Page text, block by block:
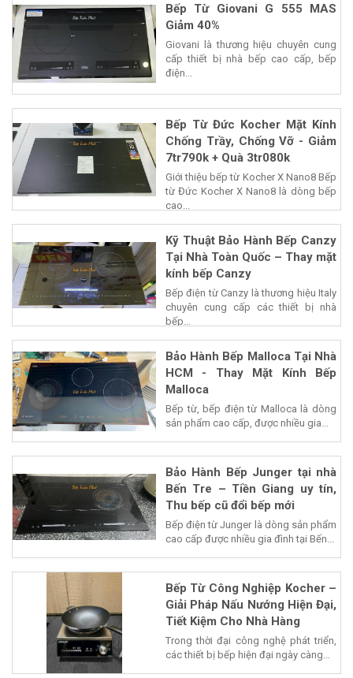
Bếp Từ Giovani G 555 MAS
Giảm 40%
Giovani là thương hiệu chuyên cung
cấp thiết bị nhà bếp cao cấp, bếp
điện...
Bếp Từ Đức Kocher Mặt Kính
Chống Trầy, Chống Vỡ - Giảm
7tr790k + Quà 3tr080k
Giới thiệu bếp từ Kocher X Nano8 Bếp
từ Đức Kocher X Nano8 là dòng bếp
cao...
Kỹ Thuật Bảo Hành Bếp Canzy
Tại Nhà Toàn Quốc – Thay mặt
kính bếp Canzy
Bếp điện từ Canzy là thương hiệu Italy
chuyên cung cấp các thiết bị nhà
bếp...
Bảo Hành Bếp Malloca Tại Nhà
HCM - Thay Mặt Kính Bếp
Malloca
Bếp từ, bếp điện từ Malloca là dòng
sản phẩm cao cấp, được nhiều gia...
Bảo Hành Bếp Junger tại nhà
Bến Tre – Tiền Giang uy tín,
Thu bếp cũ đổi bếp mới
Bếp điện từ Junger là dòng sản phẩm
cao cấp được nhiều gia đình tại Bến...
Bếp Từ Công Nghiệp Kocher –
Giải Pháp Nấu Nướng Hiện Đại,
Tiết Kiệm Cho Nhà Hàng
Trong thời đại công nghệ phát triển,
các thiết bị bếp hiện đại ngày càng...